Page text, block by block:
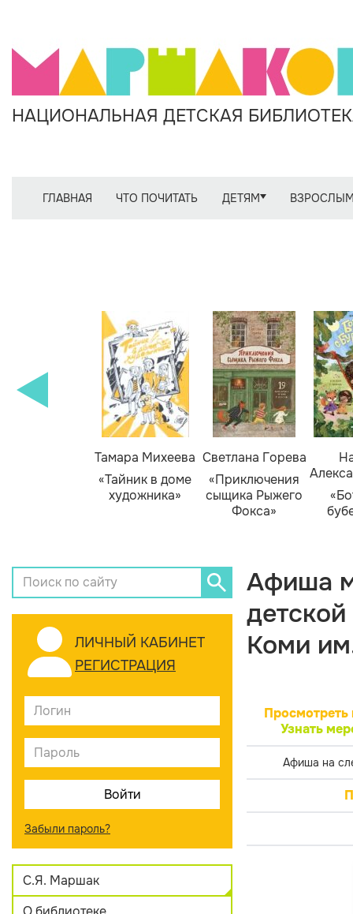
НАЦИОНАЛЬНАЯ ДЕТСКАЯ
ГЛАВНАЯ ЧТО ПОЧИТАТЬ ДЕТЯМ
Тамара Михеева
«Тайник в доме
художника»
Светлана Горева
«Приключения
сыщика Рыжего
Фокса»
ЛИЧНЫЙ КАБИНЕТ
РЕГИСТРАЦИЯ
Забыли пароль?
С.Я. Маршак
Афиша
Коми
Просмотреть
Узнать
Афиша на